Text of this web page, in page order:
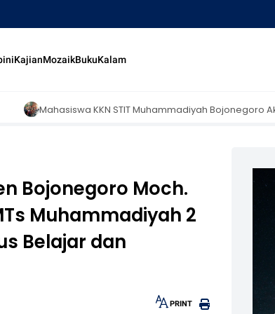
KajianMozaikBukuKalam
STIT Muhammadiyah Bojonegoro Aktif Mengajar di
Bojonegoro Moch.
Muhammadiyah 2
Belajar dan
PRINT